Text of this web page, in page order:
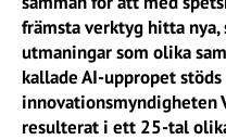
främsta verktyg hitta
utmaningar som olika
kallade AI-uppropet stöds
innovationsmyndigheten
resulterat i ett 25-tal